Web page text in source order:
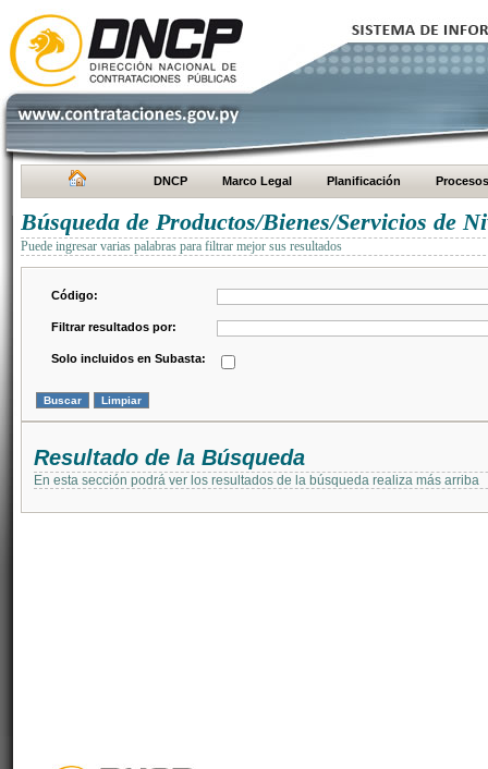
DNCP Marco Legal Planificación Procesos
Búsqueda de Productos/Bienes/Servicios de
Puede ingresar varias palabras para filtrar mejor sus resultados
Código:
Filtrar resultados por:
Solo incluidos en Subasta:
Resultado de la Búsqueda
En esta sección podrá ver los resultados de la búsqueda realiza más arriba